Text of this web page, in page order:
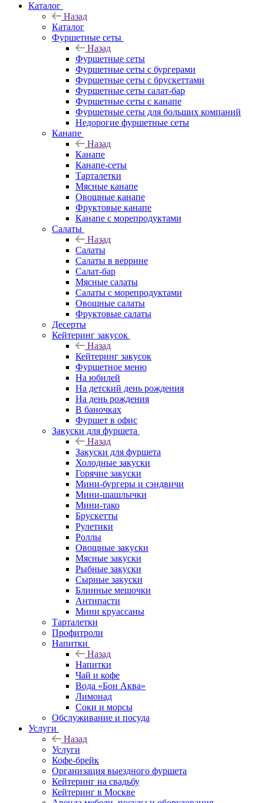
Каталог
Назад
Каталог
Фуршетные сеты
Назад
Фуршетные сеты
Фуршетные сеты с бургерами
Фуршетные сеты с брускеттами
Фуршетные сеты салат-бар
Фуршетные сеты с канапе
Фуршетные сеты для больших компаний
Недорогие фуршетные сеты
Канапе
Назад
Канапе
Канапе-сеты
Тарталетки
Мясные канапе
Овощные канапе
Фруктовые канапе
Канапе с морепродуктами
Салаты
Назад
Салаты
Салаты в веррине
Салат-бар
Мясные салаты
Салаты с морепродуктами
Овощные салаты
Фруктовые салаты
Десерты
Кейтеринг закусок
Назад
Кейтеринг закусок
Фуршетное меню
На юбилей
На детский день рождения
На день рождения
В баночках
Фуршет в офис
Закуски для фуршета
Назад
Закуски для фуршета
Холодные закуски
Горячие закуски
Мини-бургеры и сэндвичи
Мини-шашлычки
Мини-тако
Брускетты
Рулетики
Роллы
Овощные закуски
Мясные закуски
Рыбные закуски
Сырные закуски
Блинные мешочки
Антипасти
Мини круассаны
Тарталетки
Профитроли
Напитки
Назад
Напитки
Чай и кофе
Вода «Бон Аква»
Лимонад
Соки и морсы
Обслуживание и посуда
Услуги
Назад
Услуги
Кофе-брейк
Организация выездного фуршета
Кейтеринг на свадьбу
Кейтеринг в Москве